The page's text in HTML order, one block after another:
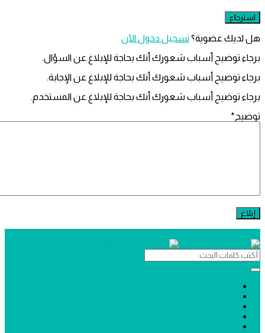
عضوية؟تسجيل دخول الآن
توضيح أسباب شعورك أنك بحاجة للإبلاغ عن السؤال.
توضيح أسباب شعورك أنك بحاجة للإبلاغ عن الإجابة.
توضيح أسباب شعورك أنك بحاجة للإبلاغ عن المستخدم.
*
الرئيسية
أسئل سؤال
وظائف ترجمة
اعرض خدماتك
المقالات